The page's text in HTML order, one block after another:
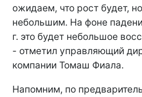
ожидаем, что рост будет,
небольшим. На фоне
г. это будет небольшое
- отметил управляющий
компании Томаш Фиала.
Напомним, по